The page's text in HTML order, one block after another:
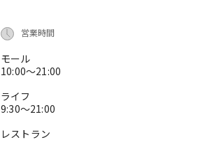
営業時間
モール
10:00～21:00
ライフ
9:30～21:00
レストラン